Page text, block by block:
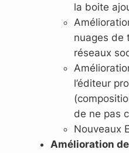
la boite
nuages de
réseaux
l’éditeur
de ne pas
Nouveaux
Amélioration